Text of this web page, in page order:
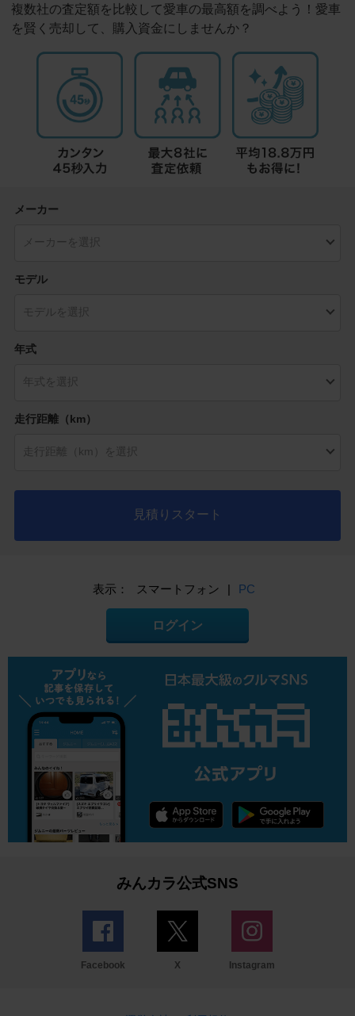
複数社の査定額を比較して愛車の最高額を調べよう！愛車
を賢く売却して、購入資金にしませんか？
メーカー
モデル
年式
走行距離（km）
見積りスタート
表示： スマートフォン | PC
ログイン
みんカラ公式SNS
Facebook X Instagram